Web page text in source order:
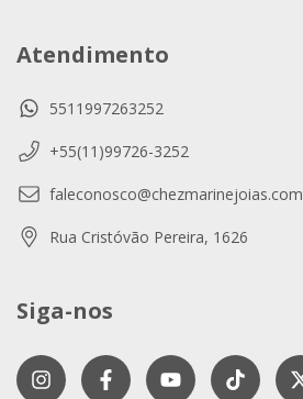
Atendimento
5511997263252
+55(11)99726-3252
faleconosco@chezmarinejoias.com
Rua Cristóvão Pereira, 1626
Siga-nos